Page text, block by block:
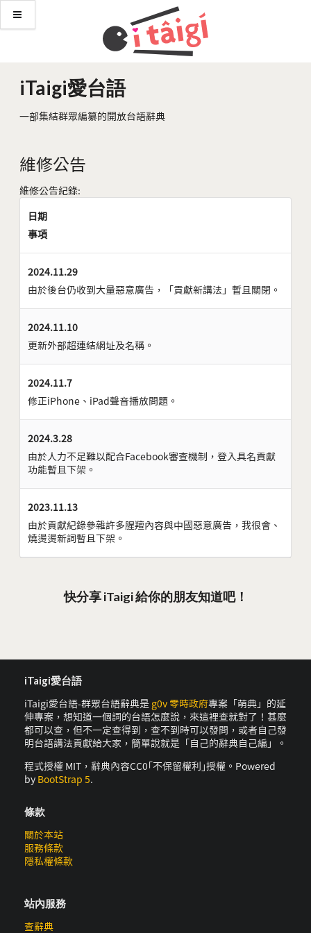
iTaigi愛台語
一部集結群眾編纂的開放台語辭典
維修公告
維修公告紀錄:
日期
事項
2024.11.29
由於後台仍收到大量惡意廣告，「貢獻新講法」暫且關閉。
2024.11.10
更新外部超連結網址及名稱。
2024.11.7
修正iPhone、iPad聲音播放問題。
2024.3.28
由於人力不足難以配合Facebook審查機制，登入具名貢獻
功能暫且下架。
2023.11.13
由於貢獻紀錄參雜許多腥羶內容與中國惡意廣告，我很會、
燒燙燙新詞暫且下架。
快分享 iTaigi 給你的朋友知道吧！
iTaigi愛台語
iTaigi愛台語-群眾台語辭典是 g0v 零時政府專案「萌典」的延
伸專案，想知道一個詞的台語怎麼說，來這裡查就對了！甚麼
都可以查，但不一定查得到，查不到時可以發問，或者自己發
明台語講法貢獻給大家，簡單說就是「自己的辭典自己編」。
程式授權 MIT，辭典內容CC0｢不保留權利｣授權。Powered
by BootStrap 5.
條款
關於本站
服務條款
隱私權條款
站內服務
查辭典